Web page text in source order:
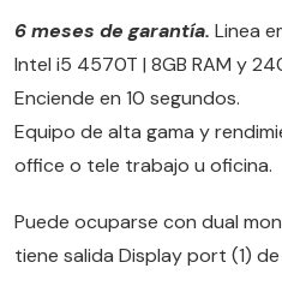
6 meses de garantía. Linea
Intel i5 4570T | 8GB RAM y
Enciende en 10 segundos.
Equipo de alta gama y
office o tele trabajo u oficina.
Puede ocuparse con dual
tiene salida Display port (1)